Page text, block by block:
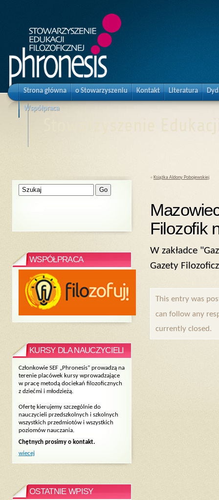
Strona główna o Stowarzyszeniu Kontakt Literatura
Współpraca
« Książka Aldony Pobojewskiej
Filozofik
W zakładce
Gazety
This entry was
can follow any
currently closed.
WSPÓŁPRACA
KURSY DLA NAUCZYCIELI
Członkowie SEF „Phronesis” prowadzą na
terenie placówek kursy wprowadzające
w pracę metodą dociekań filozoficznych
z dziećmi i młodzieżą.
Ofertę kierujemy szczególnie do
nauczycieli przedszkolnych i szkolnych
wszystkich przedmiotów i wszystkich
poziomów nauczania.
Chętnych prosimy o kontakt.
wiecej
OSTATNIE WPISY